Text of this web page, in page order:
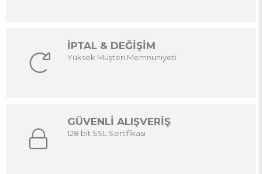
İPTAL & DEĞİŞİM
Yüksek Müşteri Memnuniyeti
GÜVENLİ ALIŞVERİŞ
128 bit SSL Sertifikası